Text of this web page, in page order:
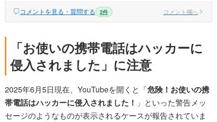
コメントを見る・質問する 2件 コメント欄へ
「お使いの携帯電話はハッカーに
侵入されました」に注意
2025年6月5日現在、YouTubeを開くと「危険！お使いの携
帯電話はハッカーに侵入されました！ 」といった警告メッ
セージのようなものが表示されるケースが報告されていま